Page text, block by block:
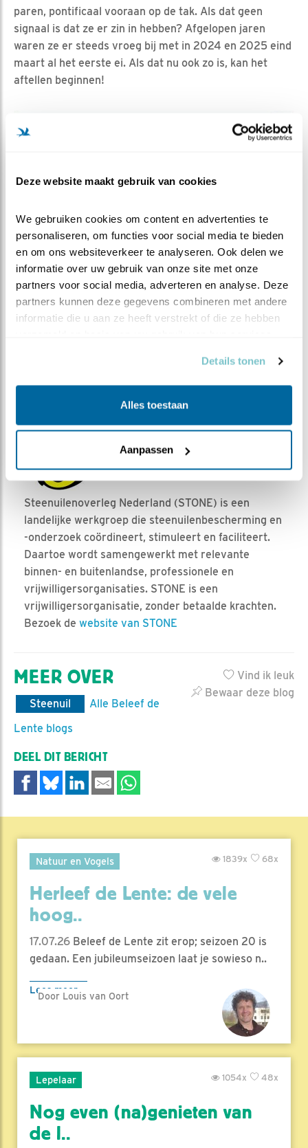
Deze website maakt gebruik van cookies
We gebruiken cookies om content en advertenties te
personaliseren, om functies voor social media te bieden
en om ons websiteverkeer te analyseren. Ook delen we
informatie over uw gebruik van onze site met onze
partners voor social media, adverteren en analyse. Deze
partners kunnen deze gegevens combineren met andere
informatie die u aan ze heeft verstrekt of die ze hebben
Details tonen
Alles toestaan
Aanpassen
paren, pontificaal vooraan op de tak. Als dat geen
signaal is dat ze er zin in hebben? Afgelopen jaren
waren ze er steeds vroeg bij met in 2024 en 2025 eind
maart al het eerste ei. Als dat nu ook zo is, kan het
aftellen beginnen!
Steenuilenoverleg Nederland (STONE) is een
landelijke werkgroep die steenuilenbescherming en
-onderzoek coördineert, stimuleert en faciliteert.
Daartoe wordt samengewerkt met relevante
binnen- en buitenlandse, professionele en
vrijwilligersorganisaties. STONE is een
vrijwilligersorganisatie, zonder betaalde krachten.
Bezoek de website van STONE
Vind ik leuk
Bewaar deze blog
MEER OVER
Steenuil
Alle Beleef de
Lente blogs
DEEL DIT BERICHT
Natuur en Vogels 68x
1839x
Herleef de Lente: de vele
hoog..
17.07.26 Beleef de Lente zit erop; seizoen 20 is
gedaan. Een jubileumseizoen laat je sowieso n..
Lees meer
Door Louis van Oort
Lepelaar 48x
1054x
Nog even (na)genieten van
de l..